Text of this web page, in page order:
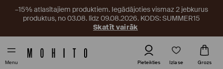
–15% atlasītajiem produktiem. Iegādājoties vismaz 2 jebkurus
produktus, no 03.08. līdz 09.08.2026. KODS: SUMMER15
Skatīt vairāk
Menu Pieteikties Izlase Grozs